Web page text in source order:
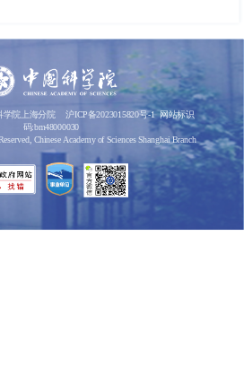
学院上海分院 沪ICP备2023015820号-1 网站标识
码:bm48000030
Chinese Academy of Sciences Shanghai Branch